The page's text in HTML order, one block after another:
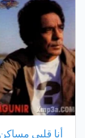
أنا قلبي